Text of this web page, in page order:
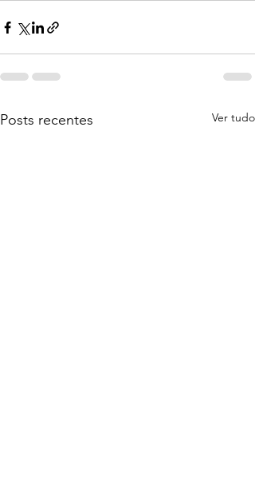
Posts recentes Ver tudo